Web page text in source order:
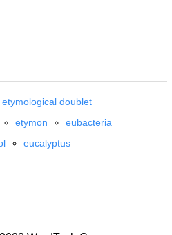
etymological doublet
etymon
eubacteria
eucalyptus